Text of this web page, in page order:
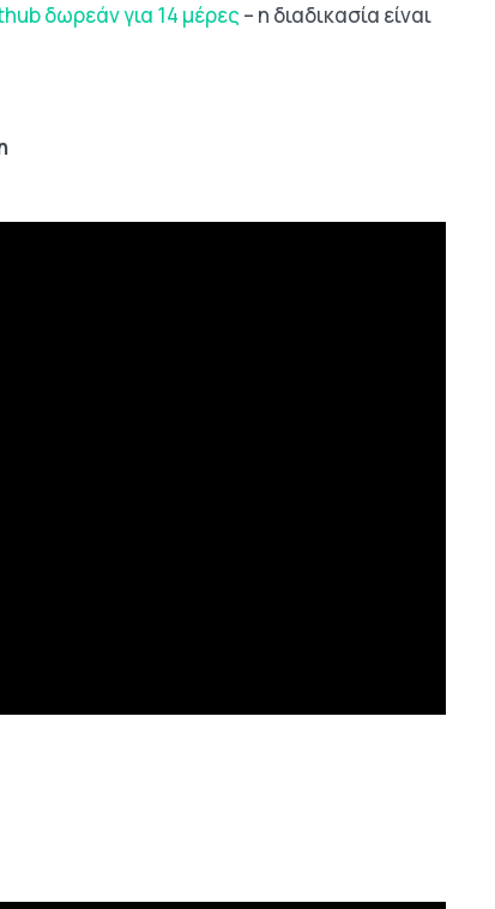
δωρεάν για 14 μέρες – η διαδικασία είναι